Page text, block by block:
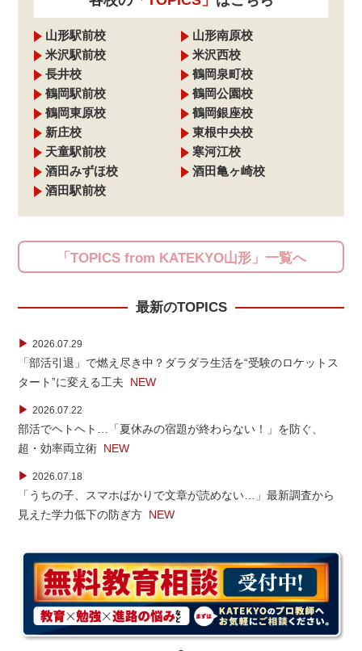
山形駅前校
山形南原校
米沢駅前校
米沢西校
長井校
鶴岡泉町校
鶴岡駅前校
鶴岡公園校
鶴岡東原校
鶴岡銀座校
新庄校
東根中央校
天童駅前校
寒河江校
酒田みずほ校
酒田亀ヶ崎校
酒田駅前校
「TOPICS from KATEKYO山形」一覧へ
最新のTOPICS
▶ 2026.07.29
「部活引退」で燃え尽き中？ダラダラ生活を“受験のロケットス
タート”に変える工夫 NEW
▶ 2026.07.22
部活でヘトヘト…「夏休みの宿題が終わらない！」を防ぐ、
超・効率両立術 NEW
▶ 2026.07.18
「うちの子、スマホばかりで文章が読めない…」最新調査から
見えた学力低下の防ぎ方 NEW